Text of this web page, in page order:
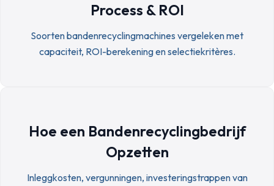
Process & ROI
Soorten bandenrecyclingmachines vergeleken met
capaciteit, ROI-berekening en selectiekritères.
Hoe een Bandenrecyclingbedrijf
Opzetten
Inleggkosten, vergunningen, investeringstrappen van